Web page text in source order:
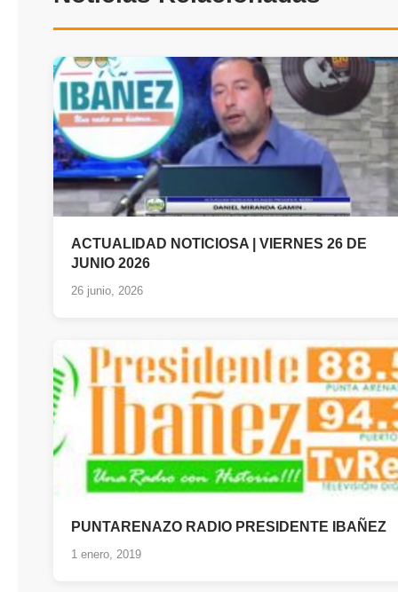
ACTUALIDAD NOTICIOSA | VIERNES 26 DE
JUNIO 2026
26 junio, 2026
PUNTARENAZO RADIO PRESIDENTE IBAÑEZ
1 enero, 2019